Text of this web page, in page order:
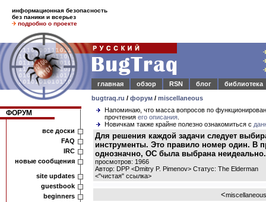
информационная безопасность
без паники и всерьез
подробно о проекте
главная обзор RSN блог
библиотека
bugtraq.ru / форум / miscellaneous
ФОРУМ
все доски
FAQ
IRC
новые сообщения
site updates
guestbook
beginners
Напоминаю, что масса вопросов по
прочтения его описания
Новичкам также крайне полезно ознакомиться с
Для решения каждой задачи следует
инструменты. Это правило номер один. В
однозначно, ОС была выбрана неидеально.
просмотров: 1966
Автор: DPP <Dmitry P. Pimenov> Статус: The Elderman
<"чистая" ссылка>
<miscellaneous